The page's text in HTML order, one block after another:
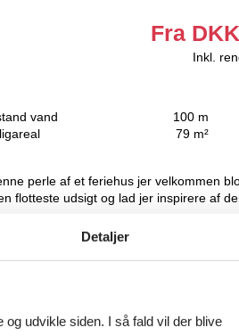
Fra DKK
Inkl.
vand
100 m
79 m²
perle af et feriehus jer velkommen
udsigt og lad jer inspirere af
udsigt
Detaljer
udvikle siden. I så fald vil der blive